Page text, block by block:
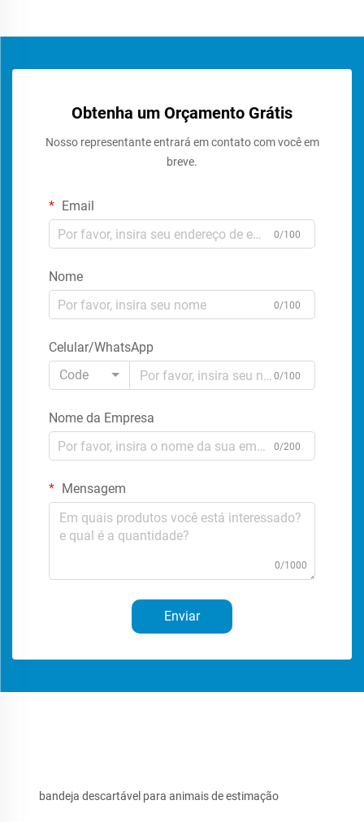
Obtenha um Orçamento Grátis
Nosso representante entrará em contato com você em
breve.
Email
0/100
Nome
0/100
Celular/WhatsApp
Code
0/100
Nome da Empresa
0/200
Mensagem
0/1000
Enviar
bandeja descartável para animais de estimação